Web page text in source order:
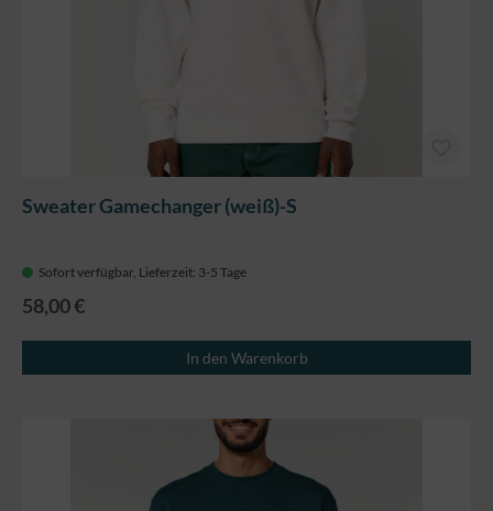
Sweater Gamechanger (weiß)-S
Sofort verfügbar, Lieferzeit: 3-5 Tage
58,00 €
In den Warenkorb